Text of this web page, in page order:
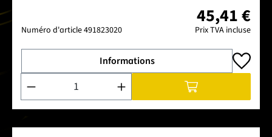
Numéro d'article491823020
45,41 €
Prix TVA incluse
Informations
Quantité de produit : Entrez la quantité souhaitée ou